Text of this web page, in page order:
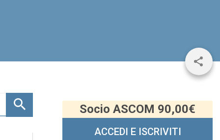
Share
Socio ASCOM 90,00€
ACCEDI E ISCRIVITI